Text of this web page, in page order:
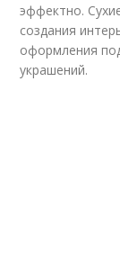
эффектно.
создания
оформления
украшений.